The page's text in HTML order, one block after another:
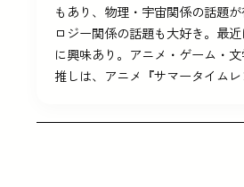
もあり、物理・宇宙関係の話題
ロジー関係の話題も大好き。最
に興味あり。アニメ・ゲーム・
推しは、アニメ『サマータイムレ